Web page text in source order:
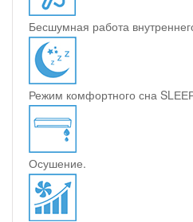
Бесшумная работа
Режим комфортного сна
Осушение.